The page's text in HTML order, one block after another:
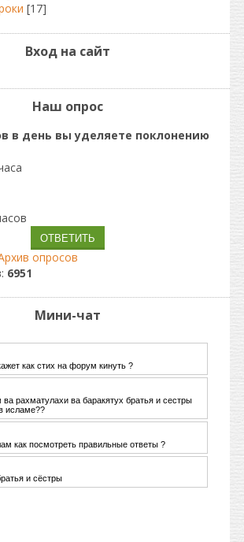
[17]
Вход на сайт
Наш опрос
в день вы уделяете поклонению
опросов
6951
Мини-чат